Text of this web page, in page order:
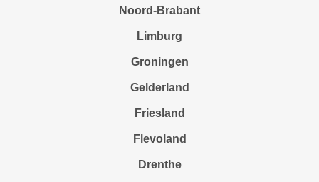
Noord-Brabant
Limburg
Groningen
Gelderland
Friesland
Flevoland
Drenthe